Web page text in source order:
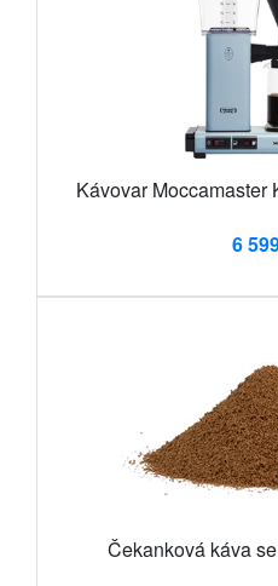
Kávovar Moccamaster
6
Čekanková káva